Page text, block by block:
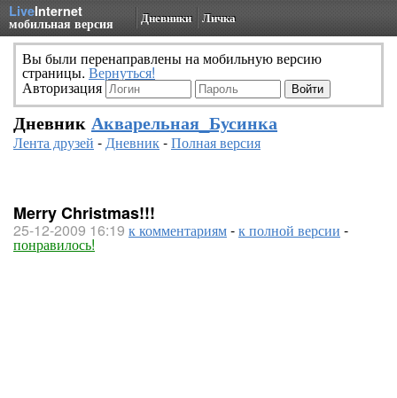
LiveInternet
мобильная версия Дневники Личка
Вы были перенаправлены на мобильную версию
страницы. Вернуться!
Авторизация
Дневник Акварельная_Бусинка
Лента друзей -Дневник-Полная версия
Merry Christmas!!!
25-12-2009 16:19 к комментариям-к полной версии -
понравилось!